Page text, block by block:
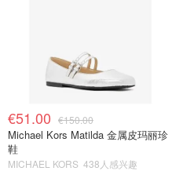
€51.00 €150.00
Michael Kors Matilda 金属皮玛丽珍
鞋
MICHAEL KORS 438人感兴趣